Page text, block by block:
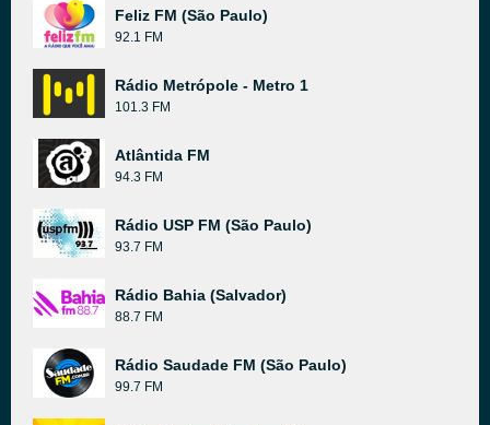
Feliz FM (São Paulo)
92.1 FM
Rádio Metrópole - Metro 1
101.3 FM
Atlântida FM
94.3 FM
Rádio USP FM (São Paulo)
93.7 FM
Rádio Bahia (Salvador)
88.7 FM
Rádio Saudade FM (São Paulo)
99.7 FM